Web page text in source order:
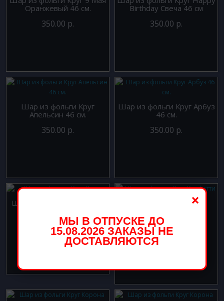
Оранжевый 46 см.
350.00 р.
Birthday Свеча 46 см
350.00 р.
Шар из фольги Круг
Апельсин 46 см.
350.00 р.
Шар из фольги Круг Арбуз
46 см.
350.00 р.
Шар из фольги Круг Киви
350.00 р.
Конфетти 46 см
350.00 р.
×
МЫ В ОТПУСКЕ ДО
15.08.2026 ЗАКАЗЫ НЕ
ДОСТАВЛЯЮТСЯ